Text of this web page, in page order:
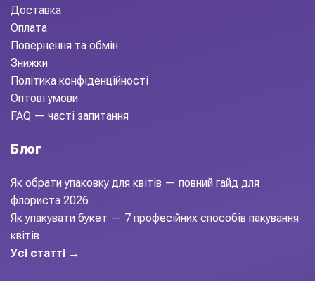
Доставка
Оплата
Повернення та обмін
Знижки
Політика конфіденційності
Оптові умови
FAQ — часті запитання
Блог
Як обрати упаковку для квітів — повний гайд для
флориста 2026
Як упакувати букет — 7 професійних способів пакування
квітів
Усі статті →